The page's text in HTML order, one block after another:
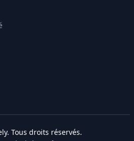
. Tous droits réservés.